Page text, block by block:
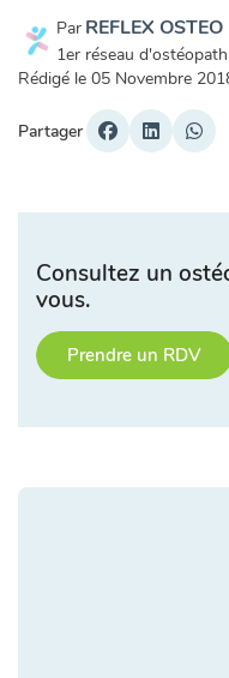
Par REFLEX OSTEO
1er réseau
Rédigé le 05 Novembre
Partager
Consultez un
vous.
Prendre un RDV